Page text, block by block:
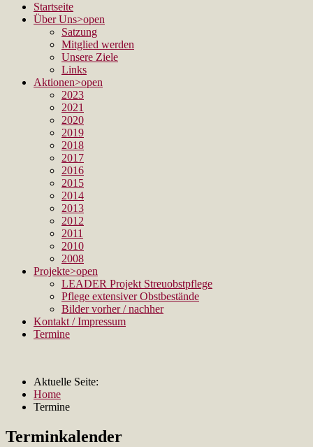
Startseite
Über Uns>open
Satzung
Mitglied werden
Unsere Ziele
Links
Aktionen>open
2023
2021
2020
2019
2018
2017
2016
2015
2014
2013
2012
2011
2010
2008
Projekte>open
LEADER Projekt Streuobstpflege
Pflege extensiver Obstbestände
Bilder vorher / nachher
Kontakt / Impressum
Termine
Aktuelle Seite:
Home
Termine
Terminkalender